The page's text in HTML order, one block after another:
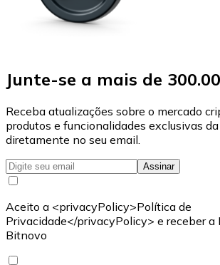
Junte-se a mais de
Receba atualizações sobre o mercado
produtos e funcionalidades exclusivas
diretamente no seu email.
Assinar
Aceito a <privacyPolicy>Política de
Privacidade</privacyPolicy> e receber
Bitnovo